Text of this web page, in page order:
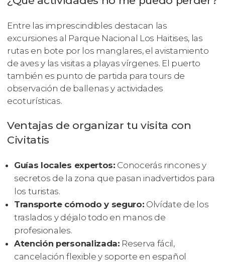
Entre las imprescindibles destacan las
excursiones al Parque Nacional Los Haitises, las
rutas en bote por los manglares, el avistamiento
de aves y las visitas a playas vírgenes. El puerto
también es punto de partida para tours de
observación de ballenas y actividades
ecoturísticas.
Ventajas de organizar tu visita con
Civitatis
Guías locales expertos: Conocerás rincones y
secretos de la zona que pasan inadvertidos para
los turistas.
Transporte cómodo y seguro: Olvídate de los
traslados y déjalo todo en manos de
profesionales.
Atención personalizada: Reserva fácil,
cancelación flexible y soporte en español